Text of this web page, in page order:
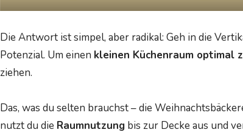
Die Antwort ist simpel, aber radikal: Geh in die
Potenzial. Um einen kleinen Küchenraum optimal
ziehen.
Das, was du selten brauchst – die
nutzt du die Raumnutzung bis zur Decke aus und